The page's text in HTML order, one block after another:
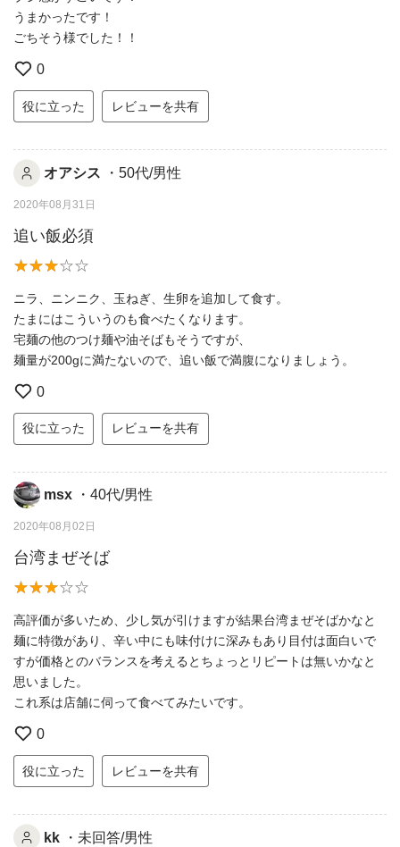
うまかったです！
ごちそう様でした！！
0
役に立った レビューを共有
オアシス ・50代/男性
2020年08月31日
追い飯必須
ニラ、ニンニク、玉ねぎ、生卵を追加して食す。
たまにはこういうのも食べたくなります。
宅麺の他のつけ麺や油そばもそうですが、
麺量が200gに満たないので、追い飯で満腹になりましょう。
0
役に立った レビューを共有
msx ・40代/男性
2020年08月02日
台湾まぜそば
高評価が多いため、少し気が引けますが結果台湾まぜそばかなと
麺に特徴があり、辛い中にも味付けに深みもあり目付は面白いで
すが価格とのバランスを考えるとちょっとリピートは無いかなと
思いました。
これ系は店舗に伺って食べてみたいです。
0
役に立った レビューを共有
kk ・未回答/男性